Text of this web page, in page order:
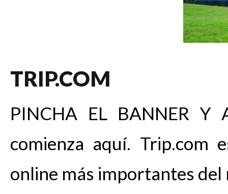
TRIP.COM
PINCHA EL BANNER Y
comienza aquí. Trip.com
online más importantes del